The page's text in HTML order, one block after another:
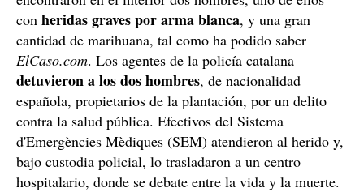
con heridas graves por arma blanca, y una gran
cantidad de marihuana, tal como ha podido saber
ElCaso.com. Los agentes de la policía catalana
detuvieron a los dos hombres, de nacionalidad
española, propietarios de la plantación, por un delito
contra la salud pública. Efectivos del Sistema
d'Emergències Mèdiques (SEM) atendieron al herido y,
bajo custodia policial, lo trasladaron a un centro
hospitalario, donde se debate entre la vida y la muerte.